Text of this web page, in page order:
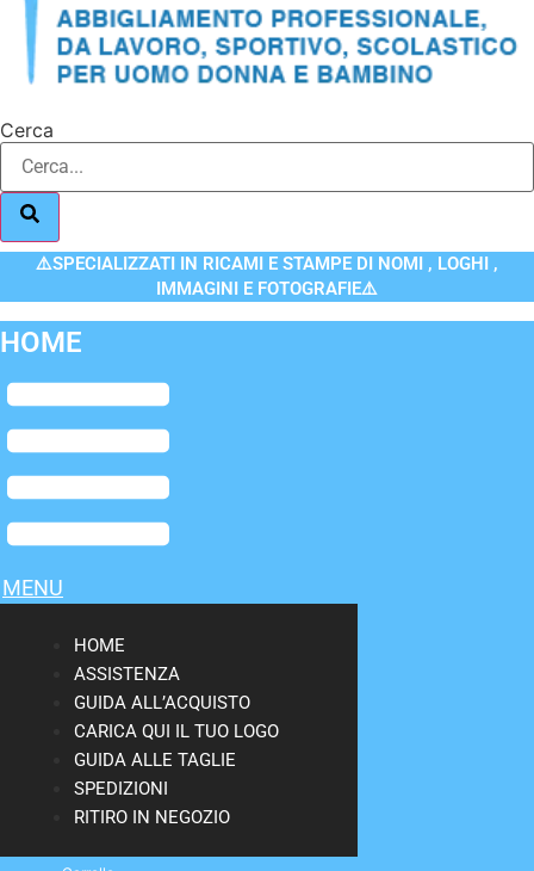
Cerca
⚠️SPECIALIZZATI IN RICAMI E STAMPE DI NOMI , LOGHI ,
IMMAGINI E FOTOGRAFIE⚠️
HOME
Flyout
Menu
MENU
HOME
ASSISTENZA
GUIDA ALL’ACQUISTO
CARICA QUI IL TUO LOGO
GUIDA ALLE TAGLIE
SPEDIZIONI
RITIRO IN NEGOZIO